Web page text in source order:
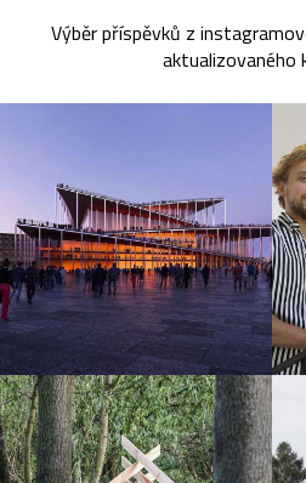
Výběr příspěvků z
aktualizovaného